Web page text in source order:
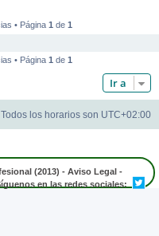
• Página 1de 1
• Página 1de 1
Ir a
Todos los horarios son UTC+02:00
(2013) - Aviso Legal -
en las redes sociales: